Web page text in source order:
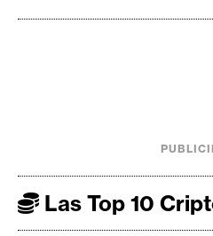
Las Top 10